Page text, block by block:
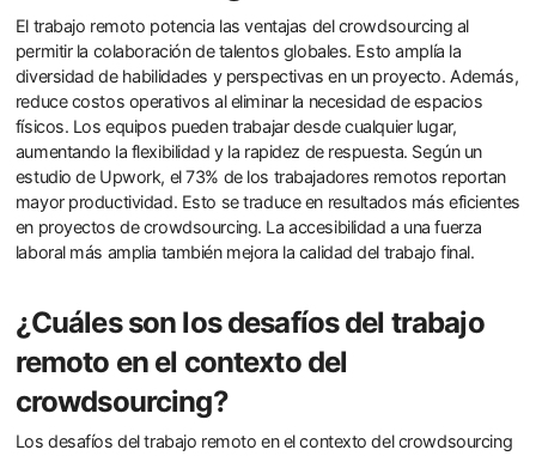
El trabajo remoto potencia las ventajas del crowdsourcing al
permitir la colaboración de talentos globales. Esto amplía la
diversidad de habilidades y perspectivas en un proyecto. Además,
reduce costos operativos al eliminar la necesidad de espacios
físicos. Los equipos pueden trabajar desde cualquier lugar,
aumentando la flexibilidad y la rapidez de respuesta. Según un
estudio de Upwork, el 73% de los trabajadores remotos reportan
mayor productividad. Esto se traduce en resultados más eficientes
en proyectos de crowdsourcing. La accesibilidad a una fuerza
laboral más amplia también mejora la calidad del trabajo final.
¿Cuáles son los desafíos del trabajo
remoto en el contexto del
crowdsourcing?
Los desafíos del trabajo remoto en el contexto del crowdsourcing